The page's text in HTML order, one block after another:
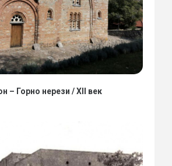
– Горно нерези / XII век